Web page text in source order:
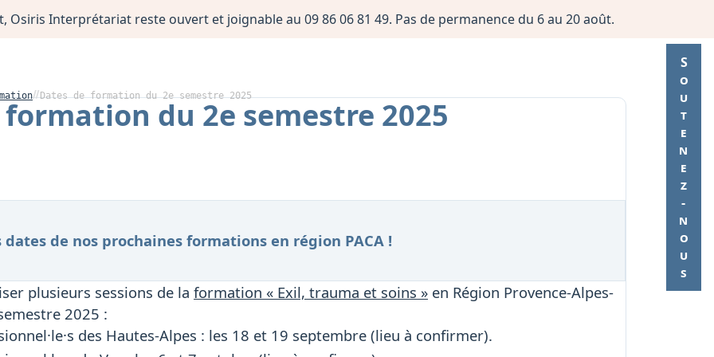
Osiris Interprétariat reste ouvert et joignable au 09 86 06 81 49. Pas de permanence du 6 au 20 août.
Soutenez-nous
Dates de formation du 2e semestre 2025du 2e semestre 2025
dates de nos prochaines formations en région PACA !
plusieurs sessions de la formation « Exil, trauma et soins » en Région Provence-Alpes-
2025 :
des Hautes-Alpes : les 18 et 19 septembre (lieu à confirmer).